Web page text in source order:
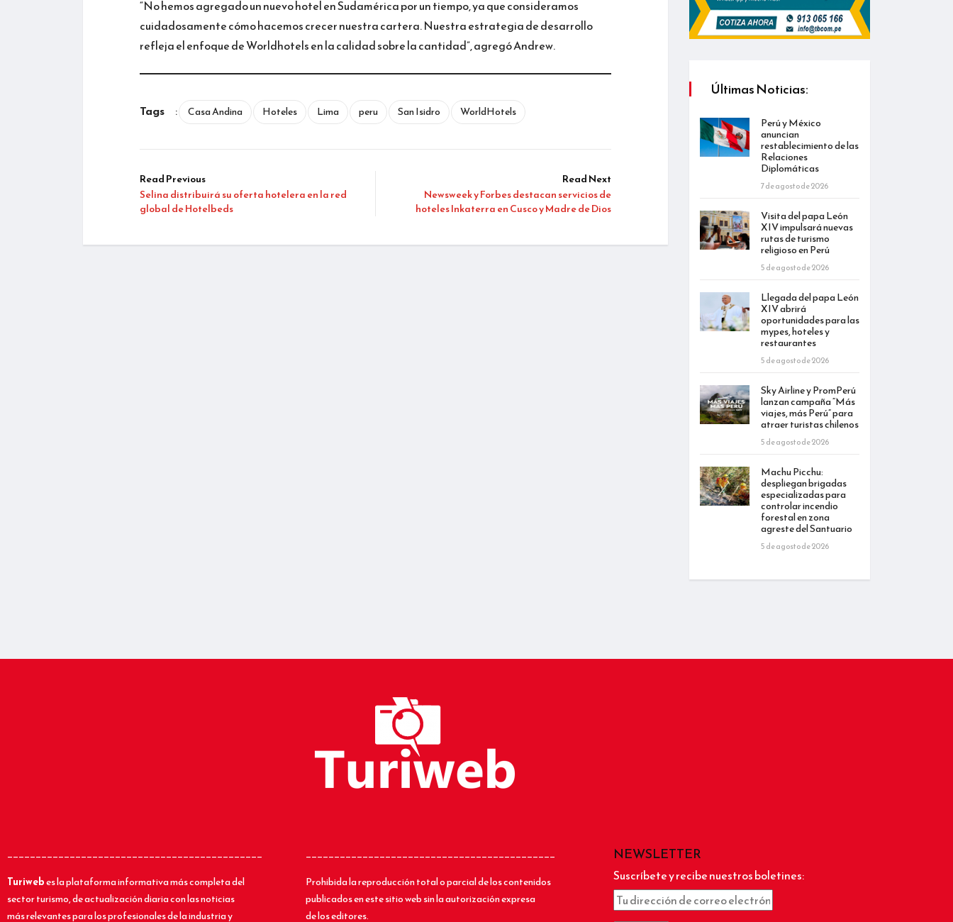
“No hemos agregado un nuevo hotel en Sudamérica por un tiempo, ya que consideramos
cuidadosamente cómo hacemos crecer nuestra cartera. Nuestra estrategia de desarrollo
refleja el enfoque de Worldhotels en la calidad sobre la cantidad”, agregó Andrew.
Tags : Casa Andina Hoteles Lima peru San Isidro WorldHotels
Read Previous
Selina distribuirá su oferta hotelera en la red
global de Hotelbeds
Read Next
Newsweek y Forbes destacan servicios de
hoteles Inkaterra en Cusco y Madre de Dios
Últimas Noticias:
Perú y México
anuncian
restablecimiento de las
Relaciones
Diplomáticas
7 de agosto de 2026
Visita del papa León
XIV impulsará nuevas
rutas de turismo
religioso en Perú
5 de agosto de 2026
Llegada del papa León
XIV abrirá
oportunidades para las
mypes, hoteles y
restaurantes
5 de agosto de 2026
Sky Airline y PromPerú
lanzan campaña “Más
viajes, más Perú” para
atraer turistas chilenos
5 de agosto de 2026
Machu Picchu:
despliegan brigadas
especializadas para
controlar incendio
forestal en zona
agreste del Santuario
5 de agosto de 2026
_____________________________________________
Turiwebes la plataforma informativa más completa del
sector turismo, de actualización diaria con las noticias
más relevantes para los profesionales de la industria y
____________________________________________
Prohibida la reproducción total o parcial de los contenidos
publicados en este sitio web sin la autorización expresa
de los editores.
NEWSLETTER
Suscríbete y recibe nuestros boletines: